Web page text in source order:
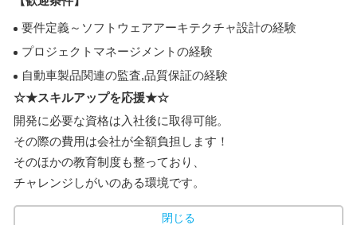
要件定義～ソフトウェアアーキテクチャ設計の経験
プロジェクトマネージメントの経験
自動車製品関連の監査,品質保証の経験
☆★スキルアップを応援★☆
開発に必要な資格は入社後に取得可能。
その際の費用は会社が全額負担します！
そのほかの教育制度も整っており、
チャレンジしがいのある環境です。
閉じる